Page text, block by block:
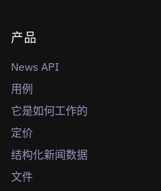
产品
News API
用例
它是如何工作的
定价
结构化新闻数据
文件